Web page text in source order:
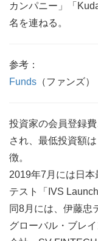
カンパニー」「
名を連ねる。
参考：
Funds （ファンズ
投資家の会員登録
され、最低投資額
徴。
2019年7月には日
テスト「IVS
同8月には、伊藤忠
グローバル・ブレ